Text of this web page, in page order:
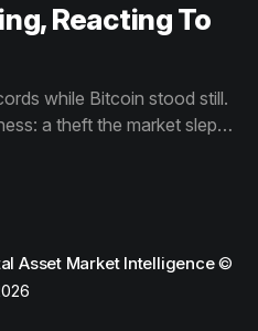
Reacting To
while Bitcoin stood still.
a theft the market slept
market priced for
Asset Market Intelligence©